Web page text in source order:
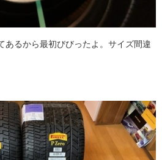
あるから最初びびったよ。サイズ間違